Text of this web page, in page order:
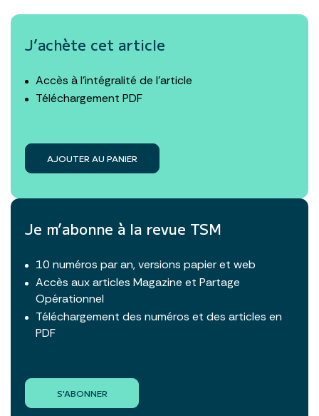
J’achète cet article
Accès à l’intégralité de l’article
Téléchargement PDF
AJOUTER AU PANIER
Je m’abonne à la revue TSM
10 numéros par an, versions papier et web
Accès aux articles Magazine et Partage
Opérationnel
Téléchargement des numéros et des articles en
PDF
S'ABONNER